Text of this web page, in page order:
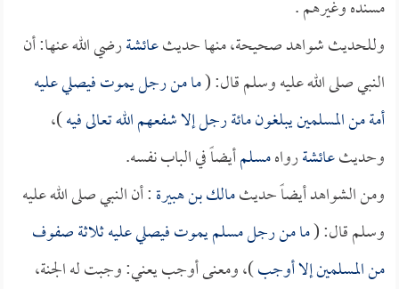
مسنده وغيرهم .
وللحديث شواهد صحيحة، منها حديثعائشةرضي الله عنها: أن
النبي صلى الله عليه وسلم قال: (ما من رجل يموت فيصلي عليه
أمة من المسلمين يبلغون مائة رجل إلا شفعهم الله تعالى فيه)،
وحديثعائشةرواهمسلمأيضاً في الباب نفسه.
ومن الشواهد أيضاً حديثمالك بن هبيرة: أن النبي صلى الله عليه
وسلم قال: (ما من رجل مسلم يموت فيصلي عليه ثلاثة صفوف
من المسلمين إلا أوجب)، ومعنى أوجب يعني: وجبت له الجنة،